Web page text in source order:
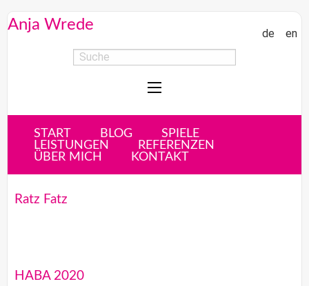
Anja Wrede de en
START BLOG
SPIELE
LEISTUNGEN
REFERENZEN
ÜBER MICH
KONTAKT
Ratz Fatz
HABA 2020